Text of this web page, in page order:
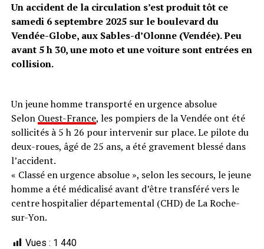
Un accident de la circulation s’est produit tôt ce
samedi 6 septembre 2025 sur le boulevard du
Vendée-Globe, aux Sables-d’Olonne (Vendée). Peu
avant 5 h 30, une moto et une voiture sont entrées en
collision.
Un jeune homme transporté en urgence absolue
Selon Ouest-France, les pompiers de la Vendée ont été
sollicités à 5 h 26 pour intervenir sur place. Le pilote du
deux-roues, âgé de 25 ans, a été gravement blessé dans
l’accident.
« Classé en urgence absolue », selon les secours, le jeune
homme a été médicalisé avant d’être transféré vers le
centre hospitalier départemental (CHD) de La Roche-
sur-Yon.
Vues : 1 440